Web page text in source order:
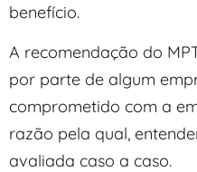
benefício.
A recomendação do
por parte de algum
comprometido com a
razão pela qual,
avaliada caso a caso.